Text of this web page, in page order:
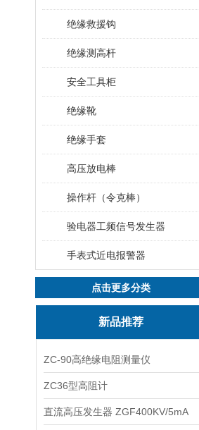
绝缘救援钩
绝缘测高杆
安全工具柜
绝缘靴
绝缘手套
高压放电棒
操作杆（令克棒）
验电器工频信号发生器
手表式近电报警器
点击更多分类
新品推荐
ZC-90高绝缘电阻测量仪
ZC36型高阻计
直流高压发生器 ZGF400KV/5mA